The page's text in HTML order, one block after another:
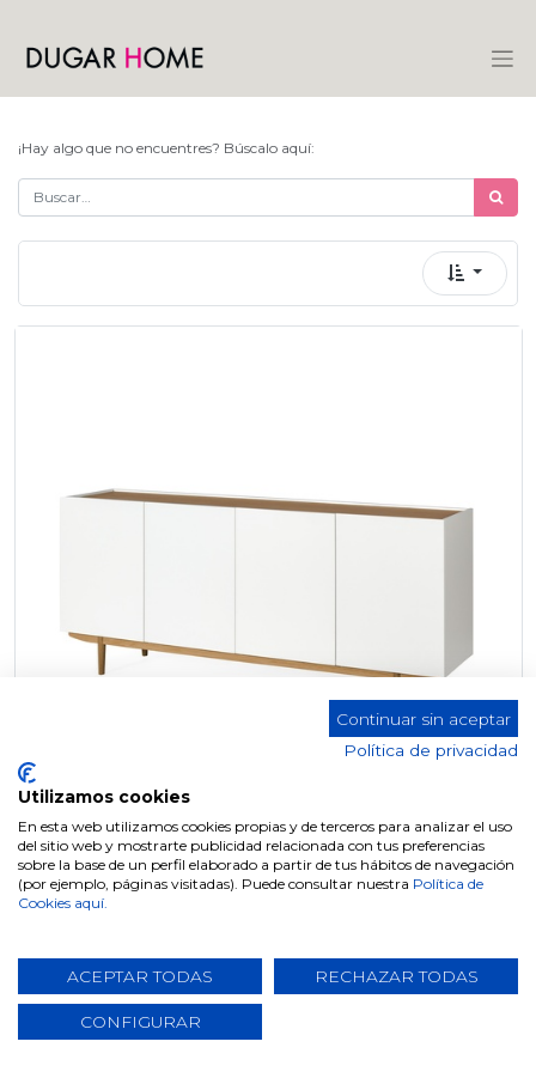
¡Hay algo que no encuentres? Búscalo aquí:
APARADOR W-190
Continuar sin aceptar
Política de privacidad
Utilizamos cookies
En esta web utilizamos cookies propias y de terceros para analizar el uso
del sitio web y mostrarte publicidad relacionada con tus preferencias
sobre la base de un perfil elaborado a partir de tus hábitos de navegación
(por ejemplo, páginas visitadas). Puede consultar nuestra Política de
Cookies aquí.
ACEPTAR TODAS RECHAZAR TODAS
CONFIGURAR